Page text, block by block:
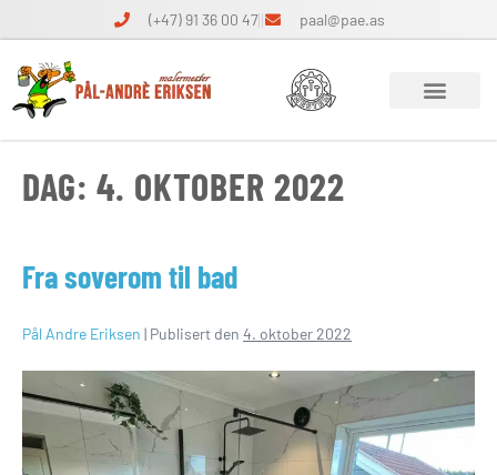
(+47) 91 36 00 47 paal@pae.as
DAG: 4. OKTOBER 2022
Fra soverom til bad
Pål Andre Eriksen | Publisert den 4. oktober 2022